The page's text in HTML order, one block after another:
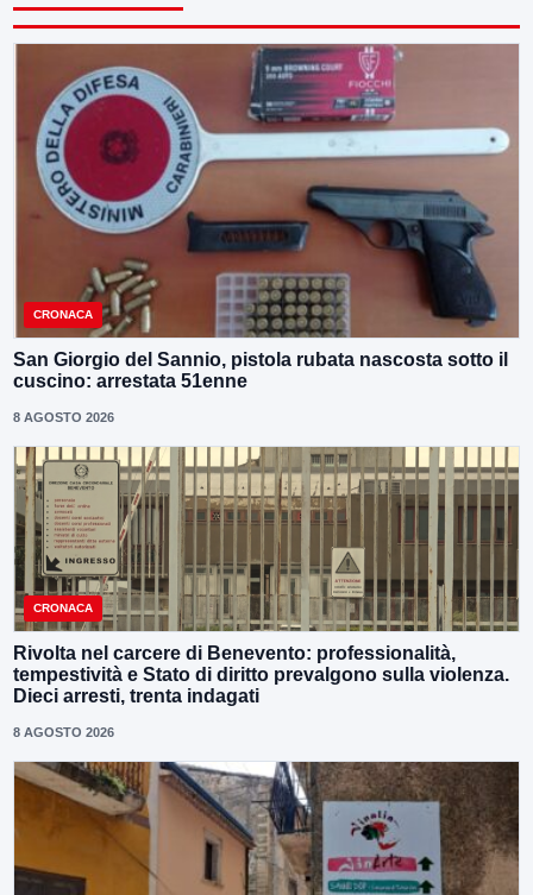
CRONACA
San Giorgio del Sannio, pistola rubata nascosta sotto il
cuscino: arrestata 51enne
8 AGOSTO 2026
CRONACA
Rivolta nel carcere di Benevento: professionalità,
tempestività e Stato di diritto prevalgono sulla violenza.
Dieci arresti, trenta indagati
8 AGOSTO 2026